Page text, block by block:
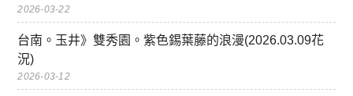
2026-03-22
台南。玉井》雙秀園。紫色錫葉藤的浪漫(2026.03.09花
況)
2026-03-12